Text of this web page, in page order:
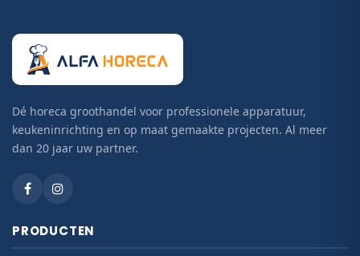
Dé horeca groothandel voor professionele apparatuur,
keukeninrichting en op maat gemaakte projecten. Al meer
dan 20 jaar uw partner.
PRODUCTEN